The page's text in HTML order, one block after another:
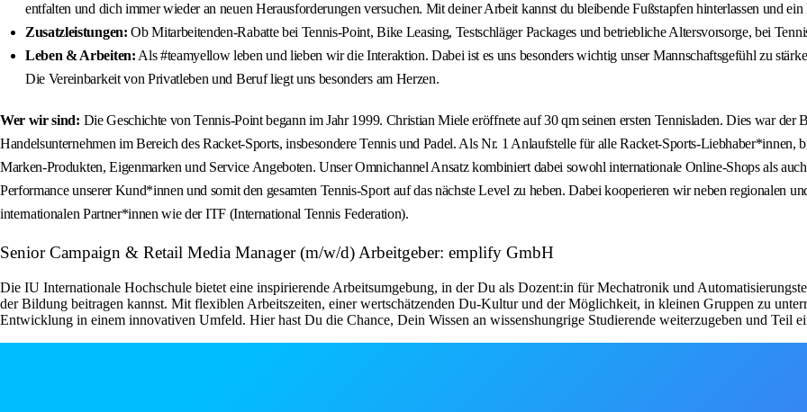
entfalten und dich immer wieder an neuen Herausforderungen versuchen. Mit deiner Arbeit kannst du bleibende Fußstapfen hinterlassen und
Zusatzleistungen: Ob Mitarbeitenden-Rabatte bei Tennis-Point, Bike Leasing, Testschläger Packages und betriebliche Altersvorsorge, bei
Leben & Arbeiten: Als #teamyellow leben und lieben wir die Interaktion. Dabei ist es uns besonders wichtig unser Mannschaftsgefühl zu
Die Vereinbarkeit von Privatleben und Beruf liegt uns besonders am Herzen.
Wer wir sind: Die Geschichte von Tennis-Point begann im Jahr 1999. Christian Miele eröffnete auf 30 qm seinen ersten Tennisladen. Dies war
Handelsunternehmen im Bereich des Racket-Sports, insbesondere Tennis und Padel. Als Nr. 1 Anlaufstelle für alle Racket-Sports-
Marken-Produkten, Eigenmarken und Service Angeboten. Unser Omnichannel Ansatz kombiniert dabei sowohl internationale Online-Shops als
Performance unserer Kund*innen und somit den gesamten Tennis-Sport auf das nächste Level zu heben. Dabei kooperieren wir neben regionalen
internationalen Partner*innen wie der ITF (International Tennis Federation).
Senior Campaign & Retail Media Manager (m/w/d) Arbeitgeber: emplify GmbH
Die IU Internationale Hochschule bietet eine inspirierende Arbeitsumgebung, in der Du als Dozent:in für Mechatronik und
der Bildung beitragen kannst. Mit flexiblen Arbeitszeiten, einer wertschätzenden Du-Kultur und der Möglichkeit, in kleinen Gruppen zu
Entwicklung in einem innovativen Umfeld. Hier hast Du die Chance, Dein Wissen an wissenshungrige Studierende weiterzugeben und Teil